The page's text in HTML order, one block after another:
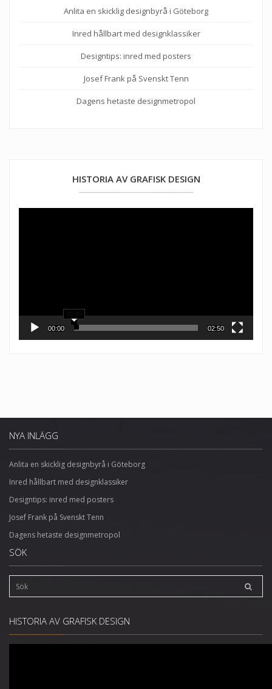
Anlita en skicklig designbyrå i Göteborg
Inred hållbart med designklassiker
Designtips: inred med posters
Josef Frank på Svenskt Tenn
Dagens hetaste designmetropol
HISTORIA AV GRAFISK DESIGN
00:00 02:50
NYA INLÄGG
Anlita en skicklig designbyrå i Göteborg
Inred hållbart med designklassiker
Designtips: inred med posters
Josef Frank på Svenskt Tenn
Dagens hetaste designmetropol
SÖK
HISTORIA AV GRAFISK DESIGN